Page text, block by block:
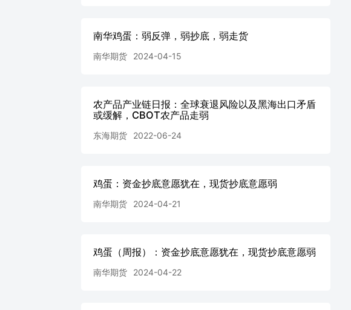
南华鸡蛋：弱反弹，弱抄底，弱走货
南华期货 2024-04-15
农产品产业链日报：全球衰退风险以及黑海出口矛盾
或缓解，CBOT农产品走弱
东海期货 2022-06-24
鸡蛋：资金抄底意愿犹在，现货抄底意愿弱
南华期货 2024-04-21
鸡蛋（周报）：资金抄底意愿犹在，现货抄底意愿弱
南华期货 2024-04-22